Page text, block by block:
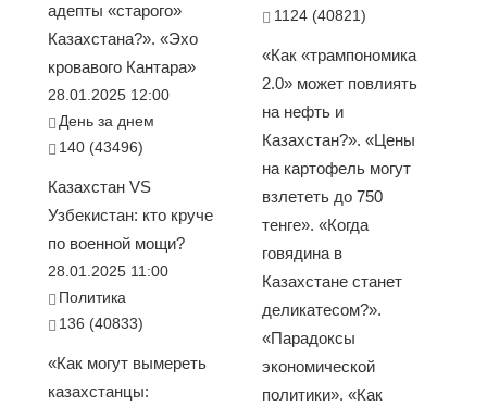
адепты «старого»
Казахстана?». «Эхо
кровавого Кантара»
28.01.2025 12:00
День за днем
140 (43496)
Казахстан VS
Узбекистан: кто круче
по военной мощи?
28.01.2025 11:00
Политика
136 (40833)
«Как могут вымереть
казахстанцы:
1124 (40821)
«Как «трампономика
2.0» может повлиять
на нефть и
Казахстан?». «Цены
на картофель могут
взлететь до 750
тенге». «Когда
говядина в
Казахстане станет
деликатесом?».
«Парадоксы
экономической
политики». «Как